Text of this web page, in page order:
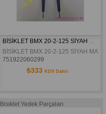
BİSİKLET BMX 20-2-125 SİYAH MAVİ
751922060299
₺333 KDV Dahil
Bisiklet Yedek Parçaları